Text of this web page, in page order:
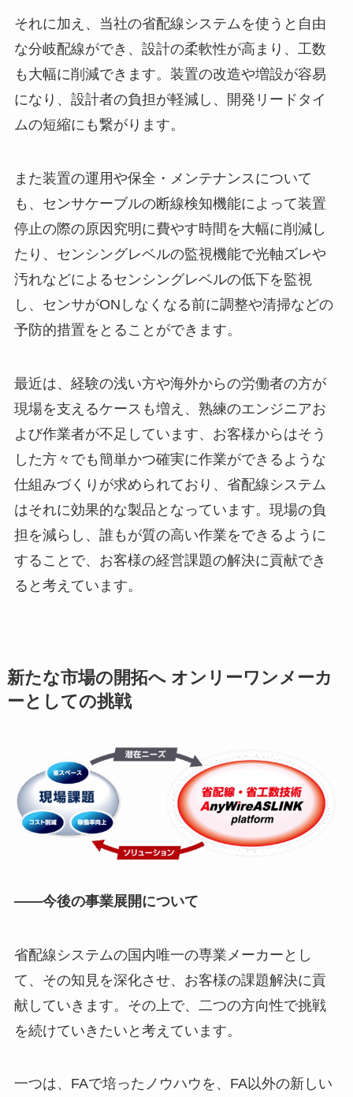
それに加え、当社の省配線システムを使うと自由
な分岐配線ができ、設計の柔軟性が高まり、工数
も大幅に削減できます。装置の改造や増設が容易
になり、設計者の負担が軽減し、開発リードタイ
ムの短縮にも繋がります。
また装置の運用や保全・メンテナンスについて
も、センサケーブルの断線検知機能によって装置
停止の際の原因究明に費やす時間を大幅に削減し
たり、センシングレベルの監視機能で光軸ズレや
汚れなどによるセンシングレベルの低下を監視
し、センサがONしなくなる前に調整や清掃などの
予防的措置をとることができます。
最近は、経験の浅い方や海外からの労働者の方が
現場を支えるケースも増え、熟練のエンジニアお
よび作業者が不足しています、お客様からはそう
した方々でも簡単かつ確実に作業ができるような
仕組みづくりが求められており、省配線システム
はそれに効果的な製品となっています。現場の負
担を減らし、誰もが質の高い作業をできるように
することで、お客様の経営課題の解決に貢献でき
ると考えています。
新たな市場の開拓へ オンリーワンメーカ
ーとしての挑戦
――今後の事業展開について
省配線システムの国内唯一の専業メーカーとし
て、その知見を深化させ、お客様の課題解決に貢
献していきます。その上で、二つの方向性で挑戦
を続けていきたいと考えています。
一つは、FAで培ったノウハウを、FA以外の新しい